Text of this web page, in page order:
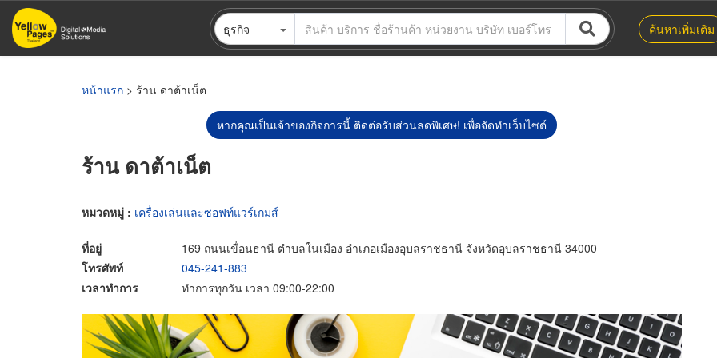
ข้าม
ไป
ธุรกิจ ค้นหาเพิ่มเติม
หน้าแรก > ร้าน ดาต้าเน็ต
หากคุณเป็นเจ้าของกิจการนี้ ติดต่อรับส่วนลดพิเศษ! เพื่อจัดทำเว็บไซต์
ร้าน ดาต้าเน็ต
หมวดหมู่ : เครื่องเล่นและซอฟท์แวร์เกมส์
ที่อยู่
169 ถนนเขื่อนธานี ตำบลในเมือง อำเภอเมืองอุบลราชธานี จังหวัดอุบลราชธานี 34000
โทรศัพท์
045-241-883
เวลาทำการ
ทำการทุกวัน เวลา 09:00-22:00